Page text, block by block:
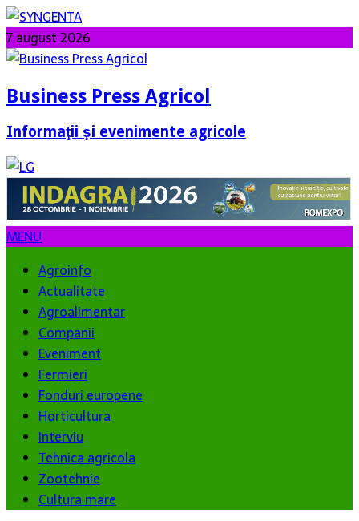
7 august 2026
Business Press Agricol
Informaţii şi evenimente agricole
MENU
Agroinfo
Actualitate
Agroalimentar
Companii
Eveniment
Fermieri
Fonduri europene
Horticultura
Interviu
Tehnica agricola
Zootehnie
Cultura mare